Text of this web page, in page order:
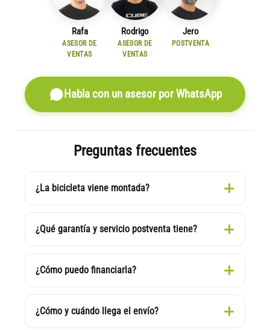
Rafa
ASESOR DE
VENTAS
Rodrigo
ASESOR DE
VENTAS
Jero
POSTVENTA
Habla con un asesor por WhatsApp
Preguntas frecuentes
¿La bicicleta viene montada?
¿Qué garantía y servicio postventa tiene?
¿Cómo puedo financiarla?
¿Cómo y cuándo llega el envío?